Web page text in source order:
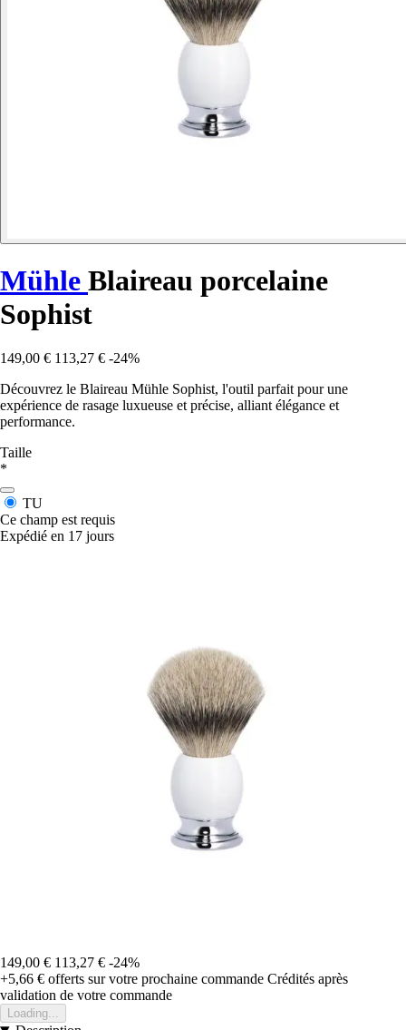
Mühle Blaireau porcelaine
Sophist
149,00 € 113,27 € -24%
Découvrez le Blaireau Mühle Sophist, l'outil parfait pour une
expérience de rasage luxueuse et précise, alliant élégance et
performance.
Taille
*
TU
Ce champ est requis
Expédié en 17 jours
149,00 € 113,27 € -24%
+5,66 € offerts sur votre prochaine commande Crédités après
validation de votre commande
Loading...